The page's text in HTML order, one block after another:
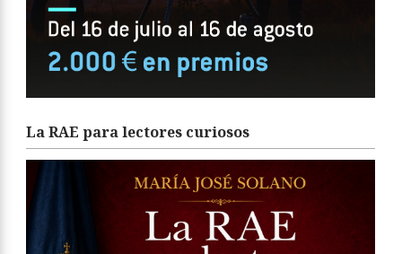
La RAE para lectores curiosos